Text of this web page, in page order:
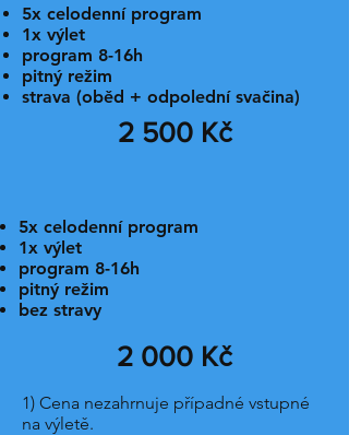
5x celodenní program
1x výlet
program 8-16h
pitný režim
strava (oběd + odpolední svačina)
2 500 Kč
5x celodenní program
1x výlet
program 8-16h
pitný režim
bez stravy
2 000 Kč
1) Cena nezahrnuje případné vstupné
na výletě.